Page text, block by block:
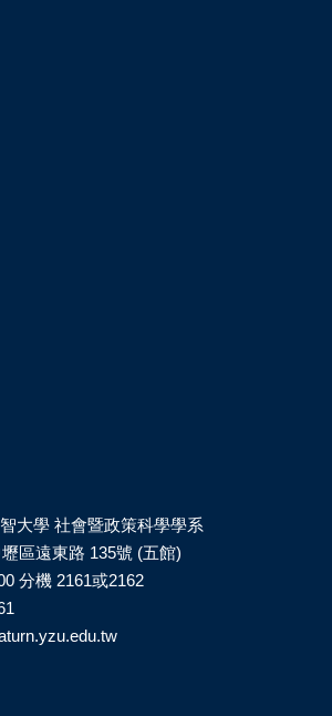
大學 社會暨政策科學學系
區遠東路 135號 (五館)
分機 2161或2162